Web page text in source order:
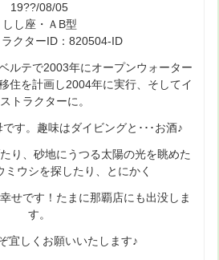
19??/08/05
しし座・ＡB型
クターID：820504-ID
ルテで2003年にオープンウォーター
住を計画し2004年に実行、そしてイ
トラクターに。
す。趣味はダイビングと･･･お酒♪
り、砂地にうつる太陽の光を眺めた
ミウシを探したり、とにかく
せです！たまに那覇店にも出没しま
す。
宜しくお願いいたします♪